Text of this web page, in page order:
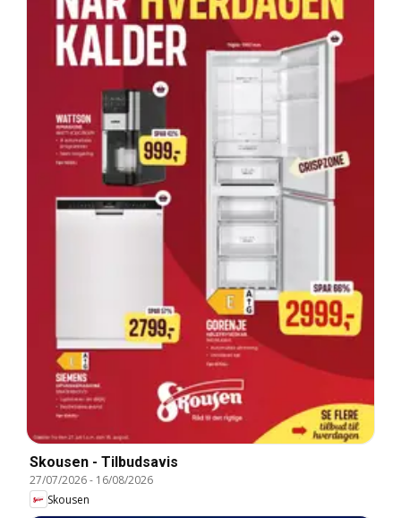
Skousen - Tilbudsavis
27/07/2026- 16/08/2026
Skousen